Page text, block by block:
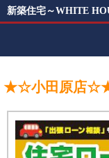
新築住宅～WHITE
★☆小田原店☆★